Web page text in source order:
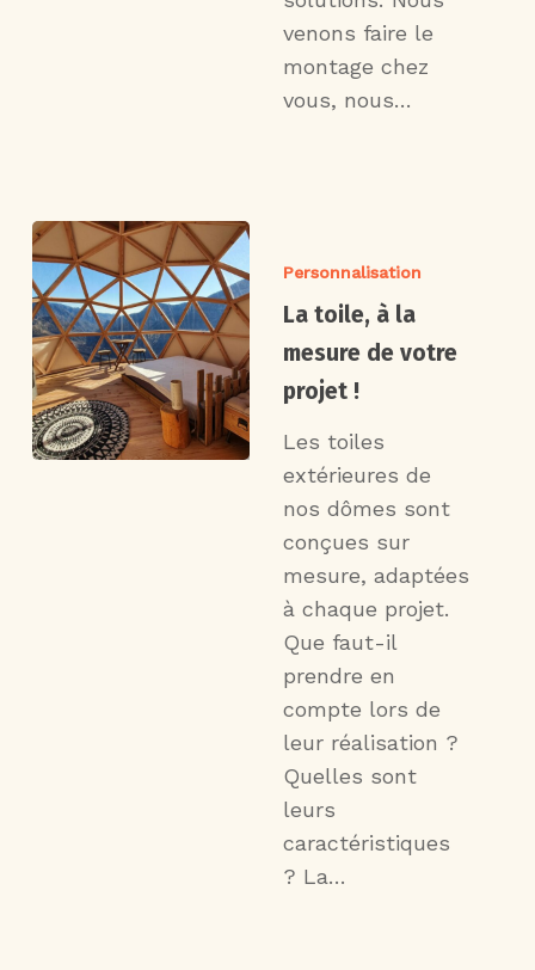
venons faire le
montage chez
vous, nous…
Personnalisation
La toile, à la
mesure de votre
projet !
Les toiles
extérieures de
nos dômes sont
conçues sur
mesure, adaptées
à chaque projet.
Que faut-il
prendre en
compte lors de
leur réalisation ?
Quelles sont
leurs
caractéristiques
? La…